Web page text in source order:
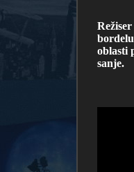
oblasti
sanje.